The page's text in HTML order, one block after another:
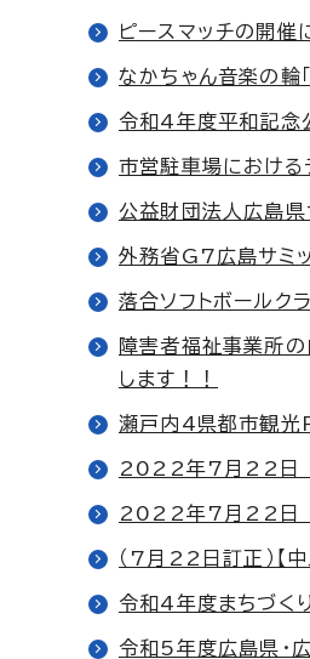
ピースマッチの開
なかちゃん音楽の輪
令和4年度平和記念
市営駐車場における
公益財団法人広島県
外務省G7広島サミ
落合ソフトボールク
障害者福祉事業所
します！！
瀬戸内4県都市観光
2022年7月22日 教
2022年7月22日
（7月22日訂正）【
令和4年度まちづく
令和5年度広島県・